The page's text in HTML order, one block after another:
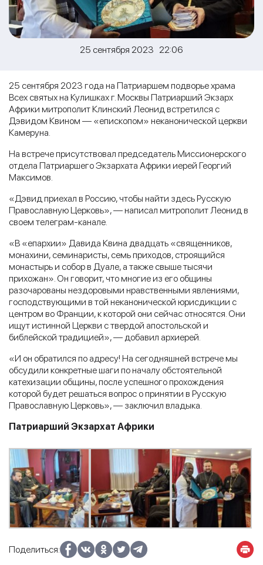
25 сентября 2023 22:06
25 сентября 2023 года на Патриаршем подворье храма
Всех святых на Кулишках г. Москвы Патриарший Экзарх
Африки митрополит Клинский Леонид встретился с
Дэвидом Квином — «епископом» неканонической церкви
Камеруна.
На встрече присутствовал председатель Миссионерского
отдела Патриаршего Экзархата Африки иерей Георгий
Максимов.
«Дэвид приехал в Россию, чтобы найти здесь Русскую
Православную Церковь», — написал митрополит Леонид в
своем телеграм-канале.
«В «епархии» Давида Квина двадцать «священников,
монахини, семинаристы, семь приходов, строящийся
монастырь и собор в Дуале, а также свыше тысячи
прихожан». Он говорит, что многие из его общины
разочарованы нездоровыми нравственными явлениями,
господствующими в той неканонической юрисдикции с
центром во Франции, к которой они сейчас относятся. Они
ищут истинной Церкви с твердой апостольской и
библейской традицией», — добавил архиерей.
«И он обратился по адресу! На сегодняшней встрече мы
обсудили конкретные шаги по началу обстоятельной
катехизации общины, после успешного прохождения
которой будет решаться вопрос о принятии в Русскую
Православную Церковь», — заключил владыка.
Патриарший Экзархат Африки
Поделиться: